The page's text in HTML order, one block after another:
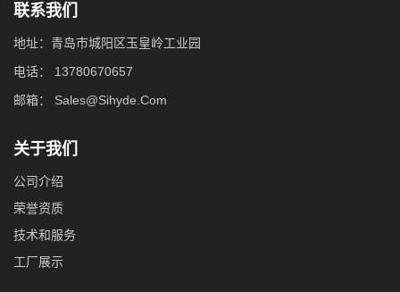
联系我们
地址：青岛市城阳区玉皇岭工业园
电话： 13780670657
邮箱： Sales@Sihyde.Com
关于我们
公司介绍
荣誉资质
技术和服务
工厂展示